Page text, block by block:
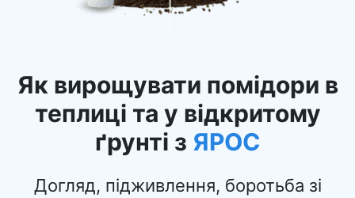
Як вирощувати помідори в
теплиці та у відкритому
ґрунті з ЯРОС
Догляд, підживлення, боротьба зі